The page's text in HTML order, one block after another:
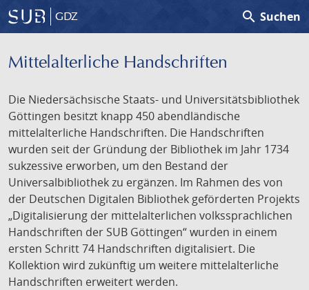
GDZ search Suchen
Mittelalterliche Handschriften
Die Niedersächsische Staats- und Universitätsbibliothek
Göttingen besitzt knapp 450 abendländische
mittelalterliche Handschriften. Die Handschriften
wurden seit der Gründung der Bibliothek im Jahr 1734
sukzessive erworben, um den Bestand der
Universalbibliothek zu ergänzen. Im Rahmen des von
der Deutschen Digitalen Bibliothek geförderten Projekts
„Digitalisierung der mittelalterlichen volkssprachlichen
Handschriften der SUB Göttingen“ wurden in einem
ersten Schritt 74 Handschriften digitalisiert. Die
Kollektion wird zukünftig um weitere mittelalterliche
Handschriften erweitert werden.